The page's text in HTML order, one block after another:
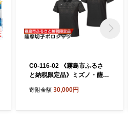
C0-116-02 《霧島市ふるさ
と納税限定品》ミズノ・薩摩
ク・M)【ミズノ】 日本製 国
寄附金額 30,000円